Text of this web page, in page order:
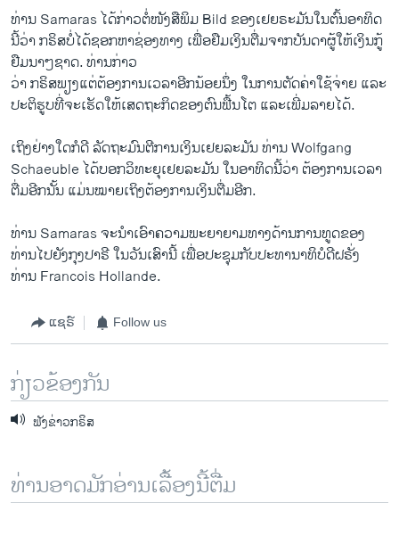
ພາສາຕ່າງໆ
ທ່ານ Samaras ​ໄດ້​ກ່າວ​ຕໍ່​ໜັງສືພິມ Bild ຂອງ​ເຢຍຣະມັນ​ໃນ​ຕົ້ນ​ອາທິດ​
ນີ້​ວ່າ ກຣິສບໍ່​ໄດ້​ຊອກ​ຫາຊ່ອງ​ທາງ ​ເພື່ອ​ຢືມ​ເງິນ​ຕື່​ມຈາກບັນດາຜູ້ໃຫ້​ເງິນກູ້​
ຢືມ​ນາ​ໆຊາ​ດ. ທ່ານກ່າວ
ວ່າ ກຣິສພຽງ​ແຕ່​ຕ້ອງການ​ເວລາ​ອີກ​ນ້ອຍ​ນຶ່ງ ​ໃນ​ການ​ຕັດ​ຄ່າໃຊ້ຈ່າຍ ​ແລະ​
ປະຕິ​ຮູບ​ທີ່​ຈະ​ເຮັດ​ໃຫ້ເສດຖະກິດ​ຂອງ​ຕົນຟື້ນ​ໂຕ ​ແລະເພີ່ມ​ລາຍ​ໄດ້.
ເຖິງ​ຢ່າງໃດ​ກໍ​ດີ ລັດຖະມົນ​ຕີ​ການ​ເງິນເຢຍລະມັນ ທ່ານ Wolfgang
Schaeuble ​ໄດ້​ບອກ​ວິທະຍຸເຢຍລະ​ມັນ ​ໃນອາທິດ​ນີ້​ວ່າ ຕ້ອງການເວລາ
ຕື່ມອີກນັ້ນ ​ແມ່ນໝາຍ​ເຖິງ​ຕ້ອງການ​ເງິນ​ຕື່ມ​ອີກ.
ທ່ານ Samaras ຈະ​ນໍາ​ເອົາ​ຄວາມ​ພະຍາຍາມ​ທາງດ້ານ​ການທູດຂອງ
ທ່ານໄປ​ຍັງກຸງ​ປາຣີ ​ໃນ​ວັນ​ເສົາ​ນີ້ ​ເພື່ອປະ​ຊຸມ​ກັບປະທານາທິບໍດີ​ຝຣັ່ງ
ທ່ານ Francois Hollande.​
ແຊຣ໌ Follow us
ກ່ຽວຂ້ອງກັນ
ຟັງຂ່າວກຣິສ
ທ່ານອາດມັກອ່ານເລື້ອງນີ້ຕື່ມ